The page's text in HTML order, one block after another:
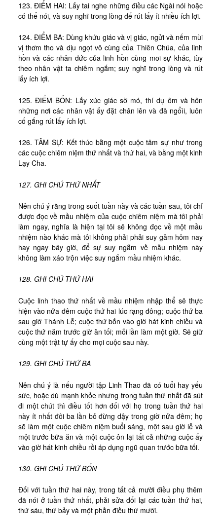
123. ĐIỂM HAI: Lấy tai nghe những điều các Ngài nói hoặc
có thể nói, và suy nghĩ trong lòng để rút lấy ít nhiều ích lợi.
124. ĐIỂM BA: Dùng khứu giác và vị giác, ngửi và nếm mùi
vị thơm tho và dịu ngọt vô cùng của Thiên Chúa, của linh
hồn và các nhân đức của linh hồn cùng moi sự khác, tùy
theo nhân vật ta chiêm ngắm; suy nghĩ trong lòng và rút
lấy ích lợi.
125. ĐIỂM BỐN: Lấy xúc giác sờ mó, thí dụ ôm và hôn
những nơi các nhân vật ấy đặt chân lên và đã ngổìi, luôn
cố gắng rút lấy ích lợi.
126. TÂM SỰ: Kết thúc bằng một cuộc tâm sự như trong
các cuộc chiêm niệm thứ nhất và thứ hai, và bằng một kinh
Lạy Cha.
127. GHI CHÚ THỨ NHẤT
Nên chú ý rằng trong suốt tuần này và các tuần sau, tôi chỉ
được đọc về mầu nhiệm của cuộc chiêm niệm mà tôi phải
làm ngay, nghĩa là hiện tại tôi sẽ không đọc về một mầu
nhiệm nào khác mà tôi không phải phải suy gẫm hôm nay
hay ngay bây giờ, để sự suy ngắm về mầu nhiệm này
không làm xáo trộn việc suy ngắm mầu nhiệm khác.
128. GHI CHÚ THỨ HAI
Cuộc linh thao thứ nhất về mầu nhiệm nhập thể sẽ thực
hiện vào nửa đêm cuộc thứ hai lúc rạng đông; cuộc thứ ba
sau giờ Thánh Lễ; cuộc thứ bốn vào giờ hát kinh chiều và
cuộc thứ năm trước giờ ăn tối; mỗi lần làm một giờ. Sẽ giữ
cùng một trật tự ấy cho mọi cuộc sau này.
129. GHI CHÚ THỨ BA
Nên chú ý là nếu người tập Linh Thao đã có tuổi hay yếu
sức, hoặc dù mạnh khỏe nhưng trong tuần thứ nhất đã sút
đi một chút thì điều tốt hơn đối với họ trong tuần thứ hai
này ít nhất đôi ba lần bỏ đừng dậy trong giờ nửa đêm; họ
sẽ làm một cuộc chiêm niệm buổi sáng, một sau giờ lễ và
một trước bữa ăn và một cuộc ôn lại tất cả những cuộc ấy
vào giờ hát kinh chiều rồi áp dụng ngũ quan trước bữa tối.
130. GHI CHÚ THỨ BỐN
Đối với tuần thứ hai này, trong tất cả mười điều phụ thêm
đã nói ở tuần thứ nhất, phải sửa đổi lại các tuần thứ hai,
thứ sáu, thứ bảy và một phần điều thứ mười.